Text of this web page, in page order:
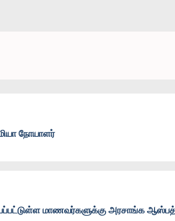
நோயாளர்
மாணவர்களுக்கு அரசாங்க